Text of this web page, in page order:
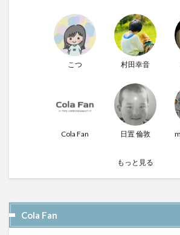
こつ 村田幸音
Cola Fan 日置 倫敦
もっと見る
Cola Fan